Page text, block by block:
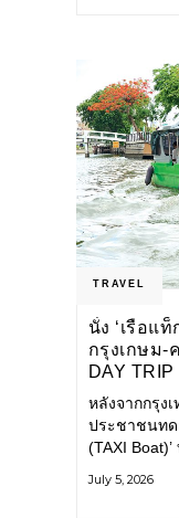
TRAVEL
นั่ง ‘เรือแ
กรุงเกษม-
DAY
โลว์ไ
หลังจากกรุง
ประชาชนทด
(TAXI
แวดล้อม ผ่า
July 5, 2026